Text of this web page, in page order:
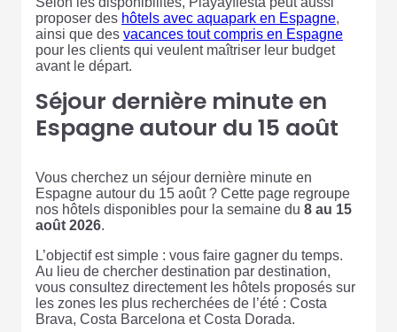
proposer des hôtels avec aquapark en Espagne,
ainsi que des vacances tout compris en Espagne
pour les clients qui veulent maîtriser leur budget
avant le départ.
Séjour dernière minute en
Espagne autour du 15 août
Vous cherchez un séjour dernière minute en
Espagne autour du 15 août ? Cette page regroupe
nos hôtels disponibles pour la semaine du 8 au 15
août 2026.
L’objectif est simple : vous faire gagner du temps.
Au lieu de chercher destination par destination,
vous consultez directement les hôtels proposés sur
les zones les plus recherchées de l’été : Costa
Brava, Costa Barcelona et Costa Dorada.